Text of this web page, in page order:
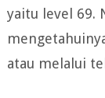
yaitu level 69.
atau melalui